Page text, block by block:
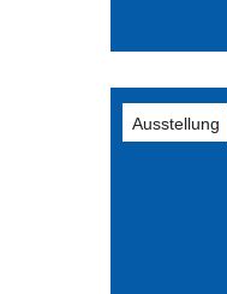
Ausstellung